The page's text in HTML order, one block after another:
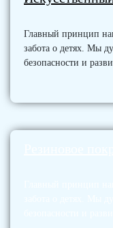
Главный принцип
забота о детях. Мы
безопасности и